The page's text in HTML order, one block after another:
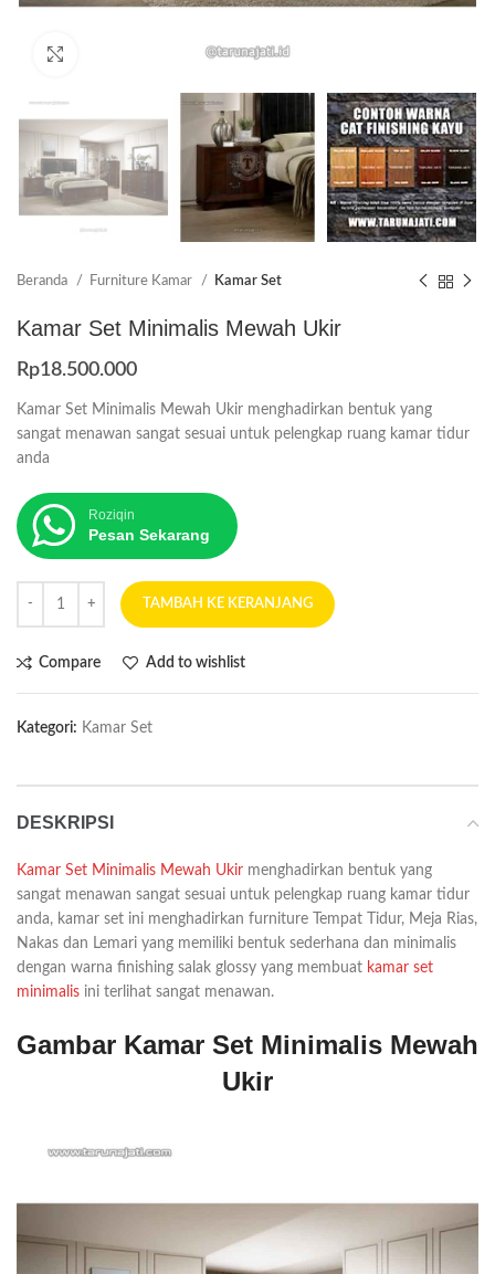
Beranda Furniture Kamar Kamar Set
Kamar Set Minimalis Mewah Ukir
Rp18.500.000
Kamar Set Minimalis Mewah Ukir menghadirkan bentuk yang
sangat menawan sangat sesuai untuk pelengkap ruang kamar tidur
anda
Roziqin
Pesan Sekarang
TAMBAH KE KERANJANG
Compare Add to wishlist
Kategori: Kamar Set
DESKRIPSI
Kamar Set Minimalis Mewah Ukir menghadirkan bentuk yang
sangat menawan sangat sesuai untuk pelengkap ruang kamar tidur
anda, kamar set ini menghadirkan furniture Tempat Tidur, Meja Rias,
Nakas dan Lemari yang memiliki bentuk sederhana dan minimalis
dengan warna finishing salak glossy yang membuat kamar set
minimalis ini terlihat sangat menawan.
Gambar Kamar Set Minimalis Mewah
Ukir